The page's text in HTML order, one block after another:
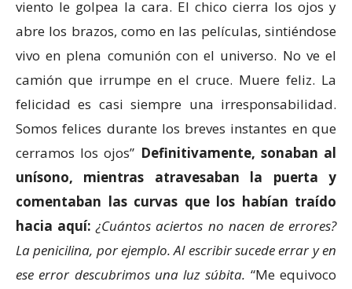
viento le golpea la cara. El chico cierra los ojos y
abre los brazos, como en las películas, sintiéndose
vivo en plena comunión con el universo. No ve el
camión que irrumpe en el cruce. Muere feliz. La
felicidad es casi siempre una irresponsabilidad.
Somos felices durante los breves instantes en que
cerramos los ojos” Definitivamente, sonaban al
unísono, mientras atravesaban la puerta y
comentaban las curvas que los habían traído
hacia aquí:¿Cuántos aciertos no nacen de errores?
La penicilina, por ejemplo. Al escribir sucede errar y en
ese error descubrimos una luz súbita. “Me equivoco